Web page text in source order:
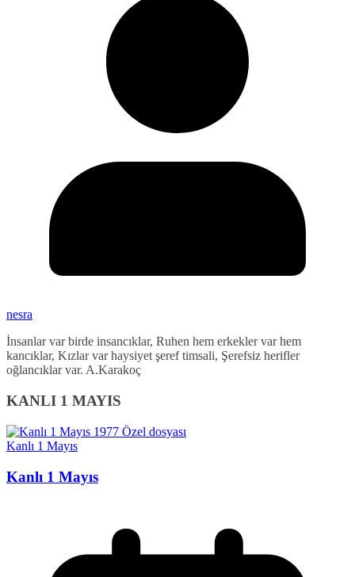
nesra
İnsanlar var birde insancıklar, Ruhen hem erkekler var hem
kancıklar, Kızlar var haysiyet şeref timsali, Şerefsiz herifler
oğlancıklar var. A.Karakoç
KANLI 1 MAYIS
Kanlı 1 Mayıs
Kanlı 1 Mayıs